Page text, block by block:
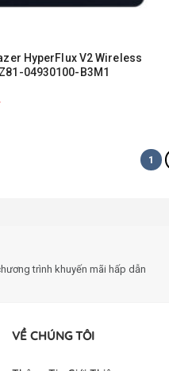
HyperFlux V2 Wireless
04930100-B3M1
1
trình khuyến mãi hấp dẫn
VỀ CHÚNG TÔI